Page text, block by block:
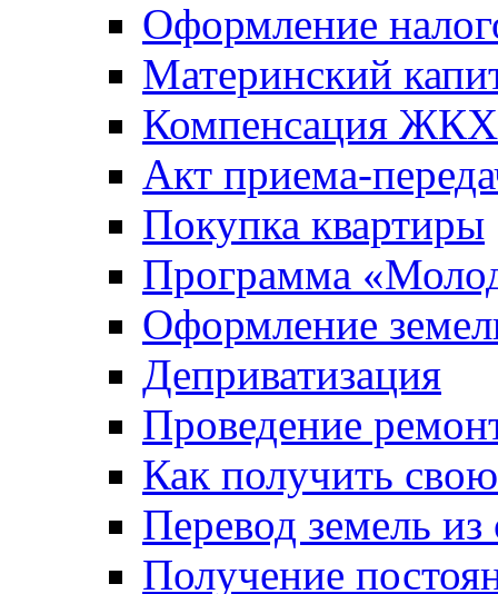
Оформление
Материнский
Компенсация ЖКХ
Акт приема-
Покупка квартиры
Программа
Оформление
Деприватизация
Проведение
Как получить
Перевод земель
Получение